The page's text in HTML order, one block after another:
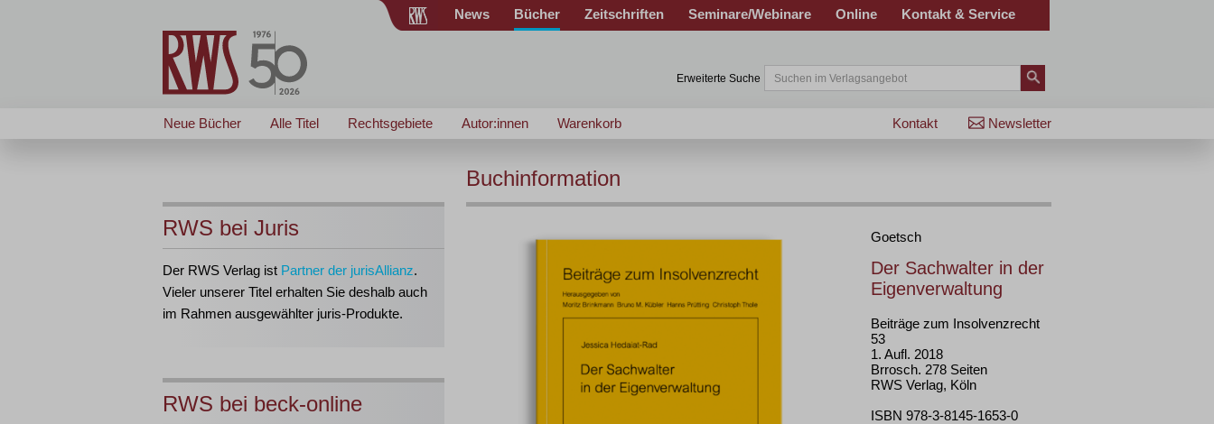
News Bücher Zeitschriften Seminare/Webinare Online Kontakt & Service
Erweiterte Suche
Neue Bücher Alle Titel Rechtsgebiete Autor:innen Warenkorb Newsletter
Kontakt
RWS bei Juris
Der RWS Verlag ist Partner der jurisAllianz.
Vieler unserer Titel erhalten Sie deshalb auch
im Rahmen ausgewählter juris-Produkte.
RWS bei beck-online
Buchinformation
Goetsch
Der Sachwalter in der
Eigenverwaltung
Beiträge zum Insolvenzrecht
53
1. Aufl. 2018
Brrosch. 278 Seiten
RWS Verlag, Köln
ISBN 978-3-8145-1653-0